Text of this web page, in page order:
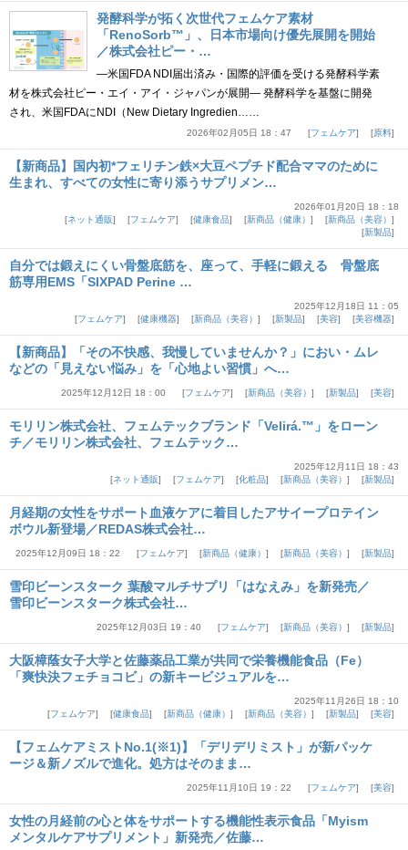
発酵科学が拓く次世代フェムケア素材
「RenoSorb™」、日本市場向け優先展開を開始
／株式会社ピー・…
―米国FDA NDI届出済み・国際的評価を受ける発酵科学素
材を株式会社ピー・エイ・アイ・ジャパンが展開― 発酵科学を基盤に開発
され、米国FDAにNDI（New Dietary Ingredien……
2026年02月05日 18：47 フェムケア 原料
【新商品】国内初*フェリチン鉄×大豆ペプチド配合ママのために
生まれ、すべての女性に寄り添うサプリメン…
2026年01月20日 18：18
ネット通販
フェムケア 健康食品 新商品（健康）
新商品（美容）
新製品
自分では鍛えにくい骨盤底筋を、座って、手軽に鍛える 骨盤底
筋専用EMS「SIXPAD Perine …
2025年12月18日 11：05
フェムケア
健康機器 新商品（美容） 新製品 美容 美容機器
【新商品】「その不快感、我慢していませんか？」におい・ムレ
などの「見えない悩み」を「心地よい習慣」へ…
2025年12月12日 18：00 フェムケア 新商品（美容） 新製品 美容
モリリン株式会社、フェムテックブランド「Velirá.™」をローン
チ／モリリン株式会社、フェムテック…
2025年12月11日 18：43
ネット通販
フェムケア 化粧品 新商品（美容） 新製品
月経期の女性をサポート血液ケアに着目したアサイープロテイン
ボウル新登場／REDAS株式会社…
2025年12月09日 18：22 フェムケア 新商品（健康） 新商品（美容） 新製品
雪印ビーンスターク 葉酸マルチサプリ「はなえみ」を新発売／
雪印ビーンスターク株式会社…
2025年12月03日 19：40 フェムケア 新商品（美容） 新製品
大阪樟蔭女子大学と佐藤薬品工業が共同で栄養機能食品（Fe）
「爽快決フェチョコビ」の新キービジュアルを…
2025年11月26日 18：10
フェムケア
健康食品 新商品（健康） 新商品（美容） 新製品 美容
【フェムケアミストNo.1(※1)】「デリデリミスト」が新パッケ
ージ＆新ノズルで進化。処⽅はそのまま…
2025年11月10日 19：22 フェムケア 美容
女性の月経前の心と体をサポートする機能性表示食品「Myism
メンタルケアサプリメント」新発売／佐藤…